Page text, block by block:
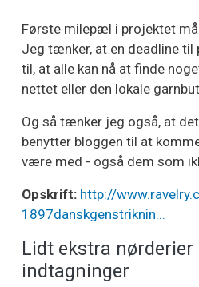
Første milepæl i projektet
Jeg tænker, at en deadline
til, at alle kan nå at finde
nettet eller den lokale
Og så tænker jeg også, at
benytter bloggen til at
være med - også dem som
Opskrift: http://
1897danskgenstriknin...
Lidt ekstra nørderier
indtagninger